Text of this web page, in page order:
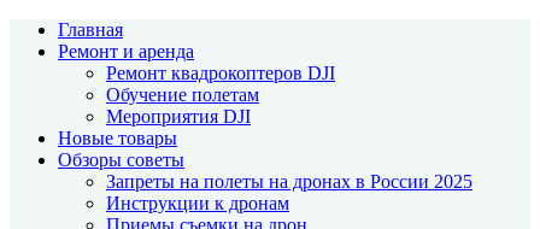
Главная
Ремонт и аренда
Ремонт квадрокоптеров DJI
Обучение полетам
Мероприятия DJI
Новые товары
Обзоры советы
Запреты на полеты на дронах в России 2025
Инструкции к дронам
Приемы съемки на дрон